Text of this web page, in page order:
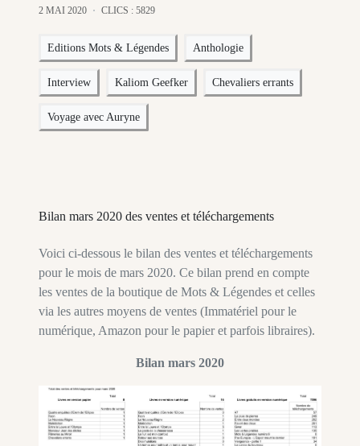
2 MAI 2020
CLICS : 5829
Editions Mots & Légendes Anthologie
Interview Kaliom Geefker Chevaliers errants
Voyage avec Auryne
Bilan mars 2020 des ventes et téléchargements
Voici ci-dessous le bilan des ventes et téléchargements
pour le mois de mars 2020. Ce bilan prend en compte
les ventes de la boutique de Mots & Légendes et celles
via les autres moyens de ventes (Immatériel pour le
numérique, Amazon pour le papier et parfois libraires).
Bilan mars 2020